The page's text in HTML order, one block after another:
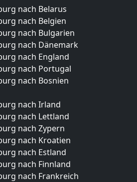
nach Belarus
nach Belgien
nach Bulgarien
nach Dänemark
nach England
nach Portugal
nach Bosnien
nach Irland
nach Lettland
nach Zypern
nach Kroatien
nach Estland
nach Finnland
nach Frankreich